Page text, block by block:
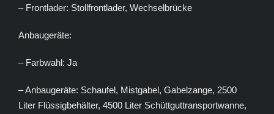
– Frontlader: Stollfrontlader, Wechselbrücke
Anbaugeräte:
– Farbwahl: Ja
– Anbaugeräte: Schaufel, Mistgabel, Gabelzange, 2500
Liter Flüssigbehälter, 4500 Liter Schüttguttransportwanne,